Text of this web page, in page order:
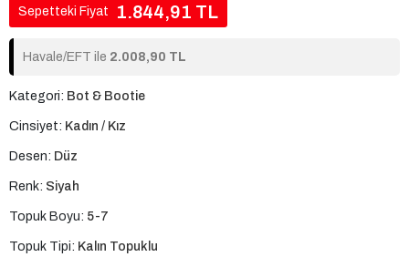
Sepetteki Fiyat 1.844,91 TL
Havale/EFT ile 2.008,90 TL
Kategori: Bot & Bootie
Cinsiyet: Kadın / Kız
Desen: Düz
Renk: Siyah
Topuk Boyu: 5-7
Topuk Tipi: Kalın Topuklu